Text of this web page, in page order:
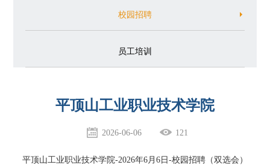
校园招聘
员工培训
平顶山工业职业技术学院
2026-06-06 121
平顶山工业职业技术学院-2026年6月6日-校园招聘（双选会）